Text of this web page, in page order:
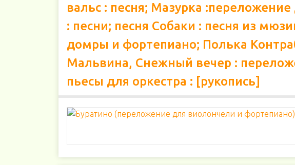
вальс : песня; Мазурка
: песни; песня Собаки : песня из
домры и фортепиано; Полька
Мальвина, Снежный вечер :
пьесы для оркестра : [рукопись]